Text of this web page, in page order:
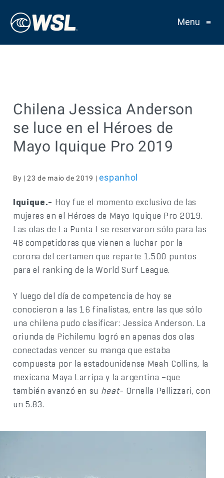
Menu ≡
Chilena Jessica Anderson
se luce en el Héroes de
Mayo Iquique Pro 2019
By | 23 de maio de 2019 | espanhol
Iquique.- Hoy fue el momento exclusivo de las
mujeres en el Héroes de Mayo Iquique Pro 2019.
Las olas de La Punta I se reservaron sólo para las
48 competidoras que vienen a luchar por la
corona del certamen que reparte 1.500 puntos
para el ranking de la World Surf League.
Y luego del día de competencia de hoy se
conocieron a las 16 finalistas, entre las que sólo
una chilena pudo clasificar: Jessica Anderson. La
oriunda de Pichilemu logró en apenas dos olas
conectadas vencer su manga que estaba
compuesta por la estadounidense Meah Collins, la
mexicana Maya Larripa y la argentina –que
también avanzó en su heat- Ornella Pellizzari, con
un 5.83.